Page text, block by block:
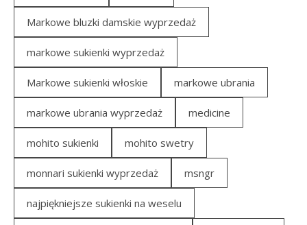
Markowe bluzki damskie wyprzedaż
markowe sukienki wyprzedaż
Markowe sukienki włoskie markowe ubrania
markowe ubrania wyprzedaż medicine
mohito sukienki mohito swetry
monnari sukienki wyprzedaż msngr
najpiękniejsze sukienki na weselu